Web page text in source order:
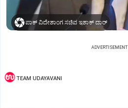
ಪಾಕ್‌ ವಿದೇಶಾಂಗ ಸಚಿವ ಇಶಾಕ್‌ ದಾರ್‌
ADVERTISEMENT
TEAM UDAYAVANI